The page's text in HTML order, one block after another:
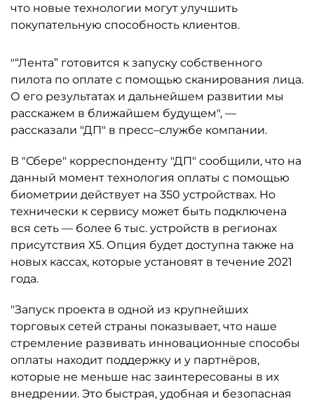
что новые технологии могут улучшить
покупательную способность клиентов.
"“Лента” готовится к запуску собственного
пилота по оплате с помощью сканирования лица.
О его результатах и дальнейшем развитии мы
расскажем в ближайшем будущем", —
рассказали "ДП" в пресс–службе компании.
В "Сбере" корреспонденту "ДП" сообщили, что на
данный момент технология оплаты с помощью
биометрии действует на 350 устройствах. Но
технически к сервису может быть подключена
вся сеть — более 6 тыс. устройств в регионах
присутствия Х5. Опция будет доступна также на
новых кассах, которые установят в течение 2021
года.
"Запуск проекта в одной из крупнейших
торговых сетей страны показывает, что наше
стремление развивать инновационные способы
оплаты находит поддержку и у партнёров,
которые не меньше нас заинтересованы в их
внедрении. Это быстрая, удобная и безопасная